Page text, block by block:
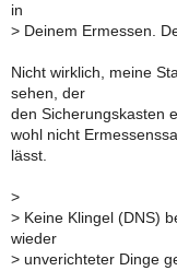
in
> Deinem Ermessen.
Nicht wirklich, meine
sehen, der
den Sicherungskasten
wohl nicht
lässt.
>
> Keine Klingel (DNS)
wieder
> unverichteter Dinge